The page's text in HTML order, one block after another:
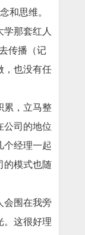
和思维。
学那套红人
传播（记
，也没有任
累，立马整
公司的地位
个经理一起
的模式也随
会围在我旁
。这很好理